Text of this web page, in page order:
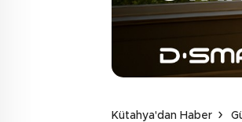
Kütahya'dan Haber